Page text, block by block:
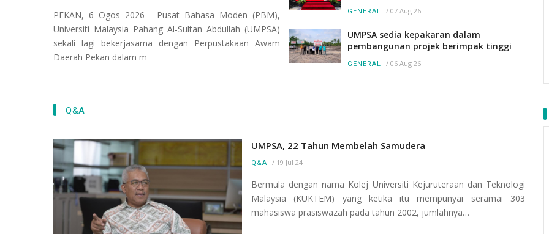
PEKAN, 6 Ogos 2026 - Pusat Bahasa Moden (PBM),
Universiti Malaysia Pahang Al-Sultan Abdullah (UMPSA)
sekali lagi bekerjasama dengan Perpustakaan Awam
Daerah Pekan dalam m
GENERAL / 07 Aug 26
UMPSA sedia kepakaran dalam
pembangunan projek berimpak tinggi
GENERAL / 06 Aug 26
Q&A
UMPSA, 22 Tahun Membelah Samudera
Q&A / 19 Jul 24
Bermula dengan nama Kolej Universiti Kejuruteraan dan Teknologi
Malaysia (KUKTEM) yang ketika itu mempunyai seramai 303
mahasiswa prasiswazah pada tahun 2002, jumlahnya…